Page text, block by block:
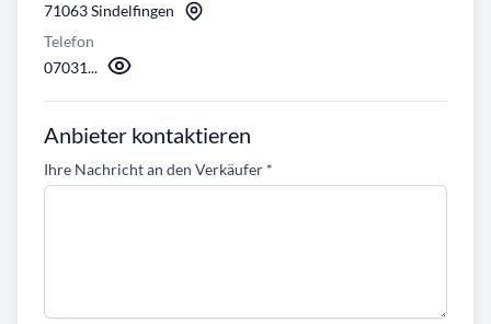
71063 Sindelfingen
Telefon
07031...
Anbieter kontaktieren
Ihre Nachricht an den Verkäufer *